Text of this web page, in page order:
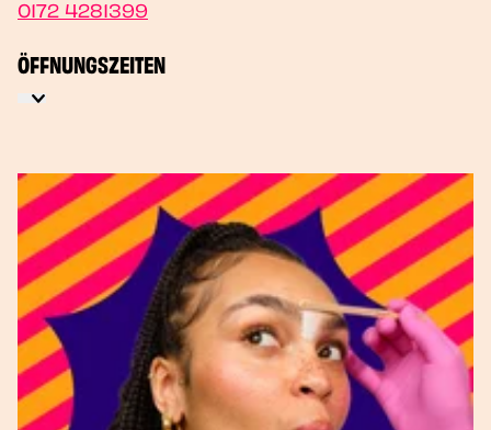
0172 4281399
ÖFFNUNGSZEITEN